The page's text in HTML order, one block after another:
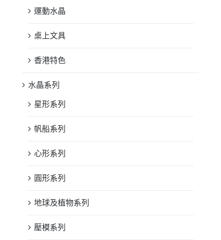
運動水晶
桌上文具
香港特色
水晶系列
星形系列
帆船系列
心形系列
圓形系列
地球及植物系列
壓模系列